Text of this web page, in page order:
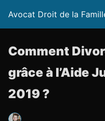
Avocat Droit de la
Comment
grâce à l’Aide
2019 ?